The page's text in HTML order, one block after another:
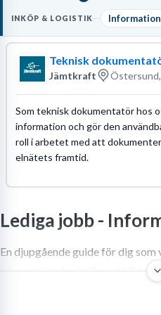
systemets data och det fysiska
eftergymnasial utbildning inom
uppgifter innefattar attoptimera
säkerställa att kommunikationen
utan avbrott.
Läs mer om yrket:
Löneguide Arbetsuppgifter
INKÖP & LOGISTIK
Teknisk
Jämtkraft
Som teknisk dokumentatör hos
information och gör den
roll i arbetet med att
elnätets framtid.
Lediga jobb -
En djupgående guide för dig
informationslogistiker,